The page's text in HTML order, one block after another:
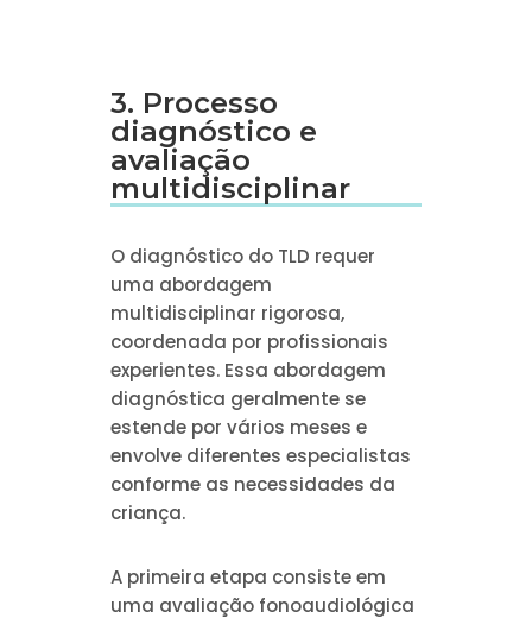
3. Processo
diagnóstico e
avaliação
multidisciplinar
O diagnóstico do TLD requer
uma abordagem
multidisciplinar rigorosa,
coordenada por profissionais
experientes. Essa abordagem
diagnóstica geralmente se
estende por vários meses e
envolve diferentes especialistas
conforme as necessidades da
criança.
A primeira etapa consiste em
uma avaliação fonoaudiológica